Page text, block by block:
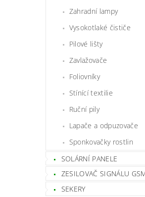
Zahradní lampy
Vysokotlaké čističe
Pilové lišty
Zavlažovače
Foliovníky
Stínící textilie
Ruční pily
Lapače a odpuzovače
Sponkovačky rostlin
SOLÁRNÍ PANELE
ZESILOVAČ SIGNÁLU
SEKERY